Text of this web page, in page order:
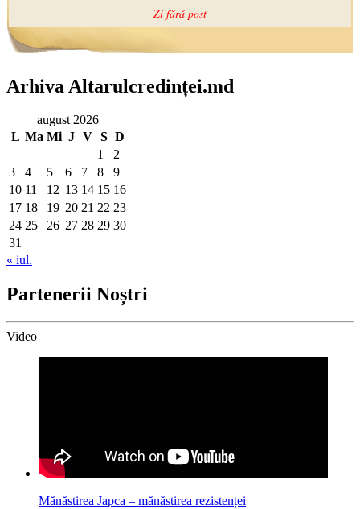
Arhiva Altarulcredinței.md
august 2026
L Ma Mi J V S D
1
2
3
4 5 6 7 8
9
10 11 12 13 14 15 16
17 18 19 20 21 22 23
24 25 26 27 28 29 30
31
« iul.
Partenerii Noștri
Video
Mănăstirea Japca – mănăstirea rezistenței